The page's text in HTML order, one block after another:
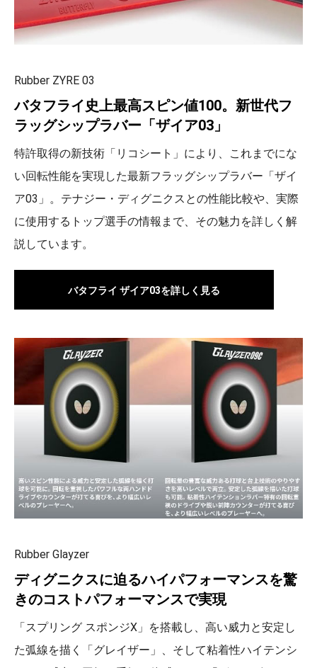
Rubber ZYRE 03
バタフライ史上最高スピン値100。新世代フ
ラッグシップラバー「ザイア03」
特許取得の新技術「リコシート」により、これまでにな
い回転性能を実現した最新フラッグシップラバー「ザイ
ア03」。テナジー・ディグニクスとの性能比較や、実際
に使用するトップ選手の情報まで、その魅力を詳しく解
説しています。
バタフライ ザイア03を詳しく見る
Rubber Glayzer
ディグニクスに迫るハイパフォーマンスを驚
きのコストパフォーマンスで実現
「スプリング スポンジX」を搭載し、高い威力と安定し
た弧線を描く「グレイザー」、そして粘着性ハイテンシ